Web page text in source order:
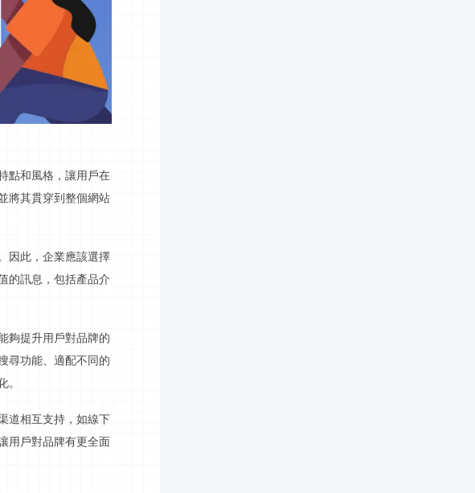
點和風格，讓用戶在
將其貫穿到整個網站
因此，企業應該選擇
的訊息 ，包括產品介
夠提升用戶對品牌的
尋功能、適配不同的
。
道相互支持，如線下
用戶對品牌有更全面